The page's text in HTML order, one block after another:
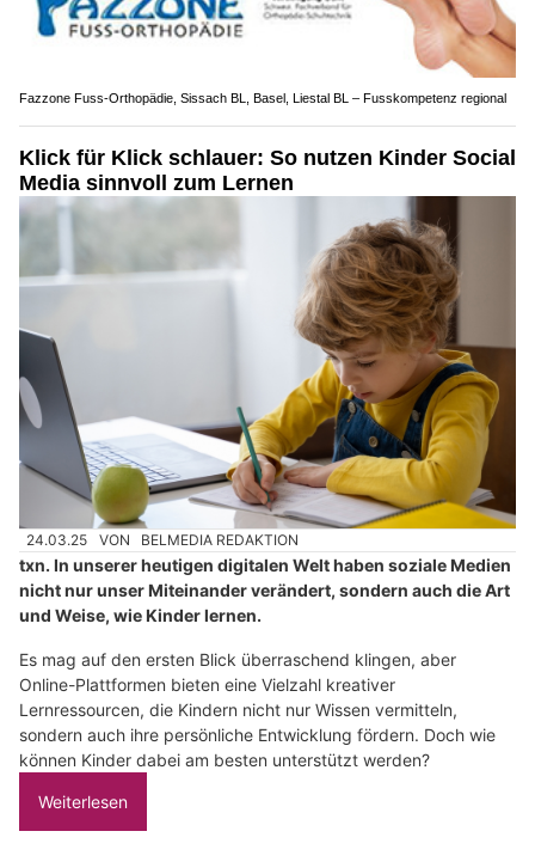
Fazzone Fuss-Orthopädie, Sissach BL, Basel, Liestal BL – Fusskompetenz regional
Klick für Klick schlauer: So nutzen Kinder Social
Media sinnvoll zum Lernen
24.03.25 VON BELMEDIA REDAKTION
txn. In unserer heutigen digitalen Welt haben soziale Medien
nicht nur unser Miteinander verändert, sondern auch die Art
und Weise, wie Kinder lernen.
Es mag auf den ersten Blick überraschend klingen, aber
Online-Plattformen bieten eine Vielzahl kreativer
Lernressourcen, die Kindern nicht nur Wissen vermitteln,
sondern auch ihre persönliche Entwicklung fördern. Doch wie
können Kinder dabei am besten unterstützt werden?
Weiterlesen